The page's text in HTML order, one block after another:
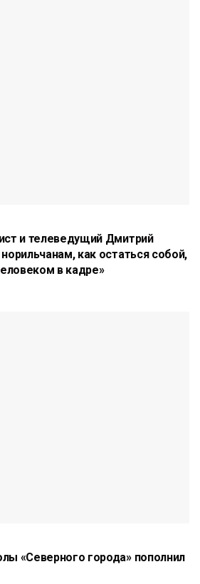
и телеведущий Дмитрий
как остаться собой,
в кадре»
«Северного города» пополнил